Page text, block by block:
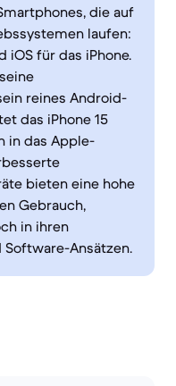
die auf
laufen:
iOS für das iPhone.
reines Android-
das iPhone 15
in das Apple-
bieten eine hohe
Gebrauch,
in ihren
Ansätzen.